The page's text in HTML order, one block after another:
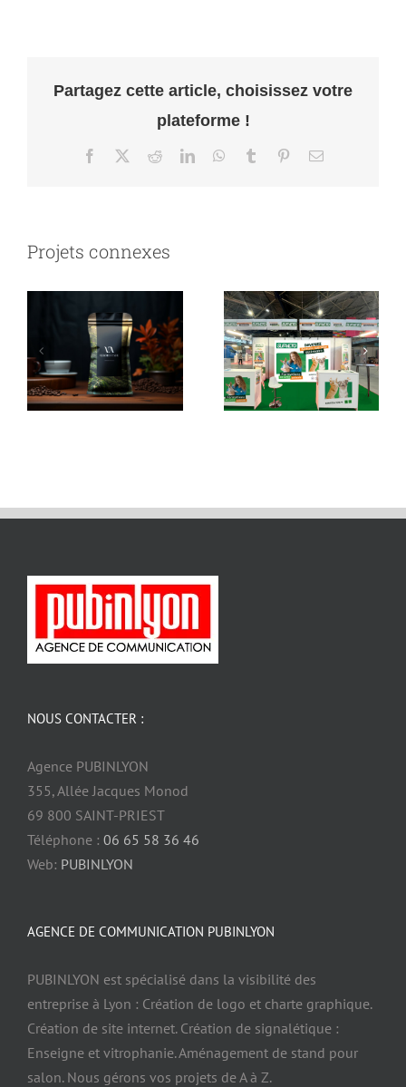
Partagez cette article, choisissez votre
plateforme !
Facebook RedditLinkedInWhatsApp
Tumblr PinterestEmail
Projets connexes
NOUS CONTACTER :
Agence PUBINLYON
355, Allée Jacques Monod
69 800 SAINT-PRIEST
Téléphone : 06 65 58 36 46
Web: PUBINLYON
AGENCE DE COMMUNICATION PUBINLYON
PUBINLYON est spécialisé dans la visibilité des
entreprise à Lyon : Création de logo et charte graphique.
Création de site internet. Création de signalétique :
Enseigne et vitrophanie. Aménagement de stand pour
salon. Nous gérons vos projets de A à Z.